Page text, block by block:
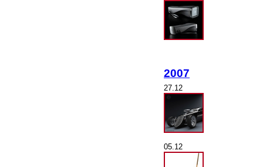
2007
27.12
05.12